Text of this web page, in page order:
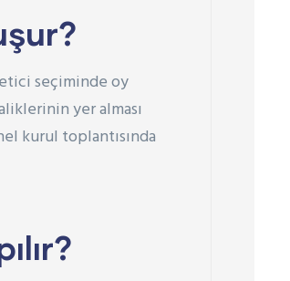
seçiminde oy
yer alması
kurul toplantısında